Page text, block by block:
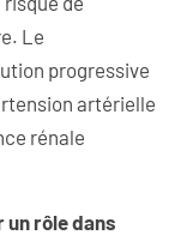
Le
progressive
artérielle
rénale
rôle dans